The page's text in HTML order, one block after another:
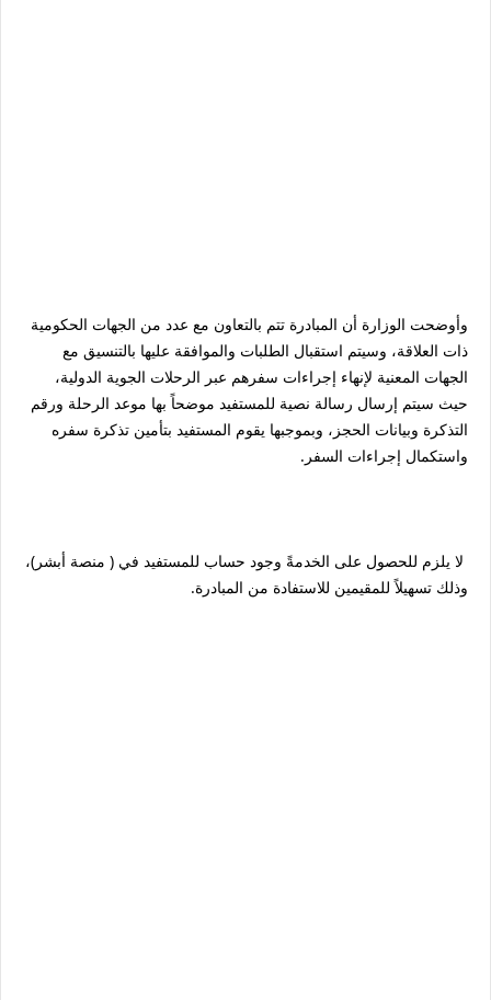
وأوضحت الوزارة أن المبادرة تتم بالتعاون مع عدد من الجهات الحكومية
ذات العلاقة، وسيتم استقبال الطلبات والموافقة عليها بالتنسيق مع
الجهات المعنية لإنهاء إجراءات سفرهم عبر الرحلات الجوية الدولية،
حيث سيتم إرسال رسالة نصية للمستفيد موضحاً بها موعد الرحلة ورقم
التذكرة وبيانات الحجز، وبموجبها يقوم المستفيد بتأمين تذكرة سفره
واستكمال إجراءات السفر.
لا يلزم للحصول على الخدمةً وجود حساب للمستفيد في ( منصة أبشر)،
وذلك تسهيلاً للمقيمين للاستفادة من المبادرة.